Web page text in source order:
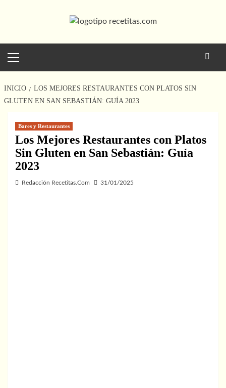
principal
INICIO
LOS MEJORES RESTAURANTES CON PLATOS SIN
GLUTEN EN SAN SEBASTIÁN: GUÍA 2023
Bares y Restaurantes
Los Mejores Restaurantes con Platos
Sin Gluten en San Sebastián: Guía
2023
Redacción Recetitas.Com 31/01/2025